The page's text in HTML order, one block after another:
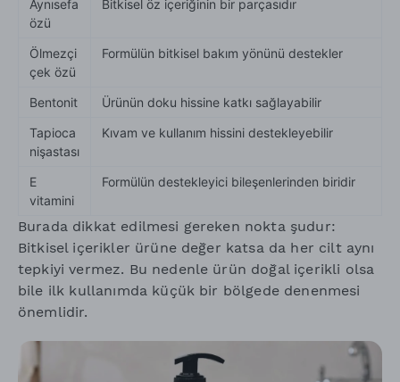
Aynısefa
özü
Bitkisel öz içeriğinin bir parçasıdır
Ölmezçi
çek özü
Formülün bitkisel bakım yönünü destekler
Bentonit
Ürünün doku hissine katkı sağlayabilir
Tapioca
nişastası
Kıvam ve kullanım hissini destekleyebilir
E
vitamini
Formülün destekleyici bileşenlerinden biridir
Burada dikkat edilmesi gereken nokta şudur:
Bitkisel içerikler ürüne değer katsa da her cilt aynı
tepkiyi vermez. Bu nedenle ürün doğal içerikli olsa
bile ilk kullanımda küçük bir bölgede denenmesi
önemlidir.